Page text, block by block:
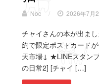
Noc / 2026年7月
チャイさんの本が出ま
約で限定ポストカード
天市場↓ ★LINEスタン
の日常2] [チャイ […]